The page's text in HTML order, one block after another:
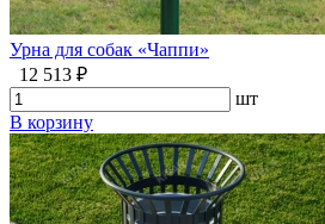
Урна для собак «Чаппи»
12 513 ₽
шт
В корзину